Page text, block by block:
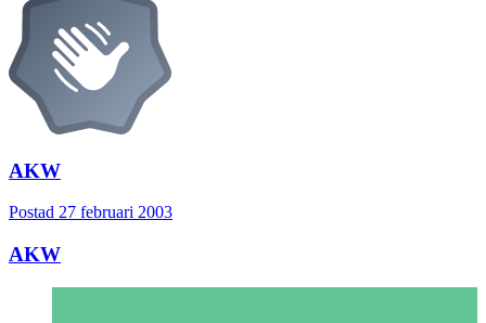
AKW
Postad 27 februari 2003
AKW